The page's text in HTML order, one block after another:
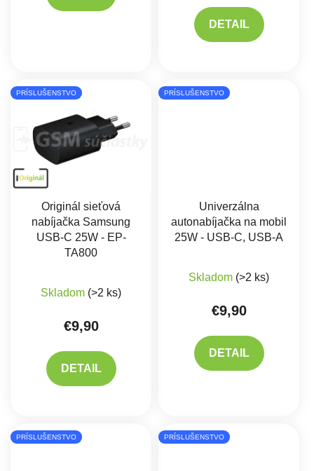
DETAIL
PRÍSLUŠENSTVO
Originál sieťová
nabíjačka Samsung
USB-C 25W - EP-
TA800
Priemerné hodnotenie produktu je 5,0 z 5
Skladom (>2 ks)
€9,90
DETAIL
PRÍSLUŠENSTVO
Univerzálna
autonabíjačka na mobil
25W - USB-C, USB-A
Skladom (>2 ks)
€9,90
DETAIL
PRÍSLUŠENSTVO PRÍSLUŠENSTVO